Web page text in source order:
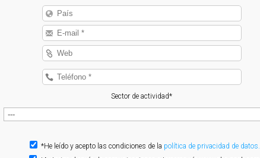
Sector de actividad*
*He leído y acepto las condiciones de la política de privacidad de datos.